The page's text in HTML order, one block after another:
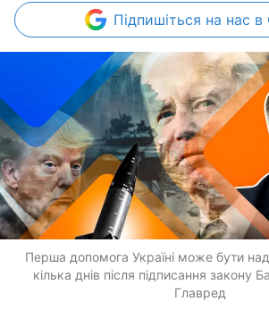
Підпишіться на нас в
Перша допомога Україні може бути
кілька днів після підписання закону
Главред